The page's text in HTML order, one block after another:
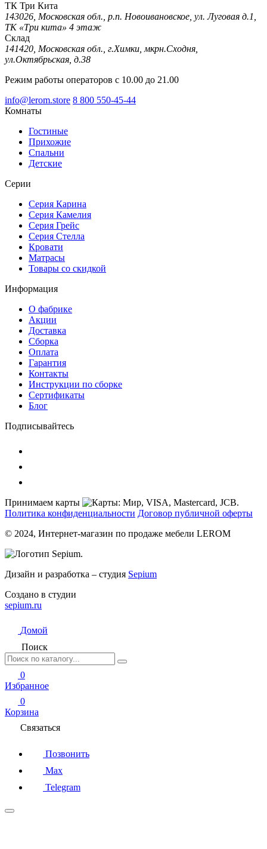
ТК Три Кита
143026, Московская обл., р.п. Новоивановское, ул. Луговая д.1,
ТК «Три кита» 4 этаж
Склад
141420, Московская обл., г.Химки, мкрн.Сходня,
ул.Октябрьская, д.38
Режим работы операторов с 10.00 до 21.00
info@lerom.store 8 800 550-45-44
Комнаты
Гостиные
Прихожие
Спальни
Детские
Серии
Серия Карина
Серия Камелия
Серия Грейс
Серия Стелла
Кровати
Матрасы
Товары со скидкой
Информация
О фабрике
Акции
Доставка
Сборка
Оплата
Гарантия
Контакты
Инструкции по сборке
Сертификаты
Блог
Подписывайтесь
Принимаем карты
Политика конфиденциальности Договор публичной оферты
© 2024, Интернет-магазин по продаже мебели LEROM
Дизайн и разработка – студия Sepium
Создано в студии
sepium.ru
Домой
Поиск
0
Избранное
0
Корзина
Связаться
Позвонить
Max
Telegram